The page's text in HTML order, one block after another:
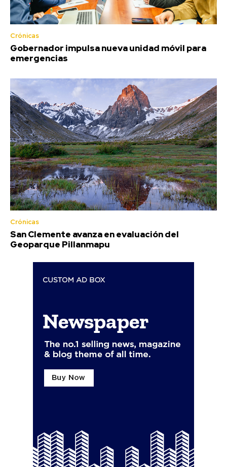
Crónicas
Gobernador impulsa nueva unidad móvil para
emergencias
Crónicas
San Clemente avanza en evaluación del
Geoparque Pillanmapu